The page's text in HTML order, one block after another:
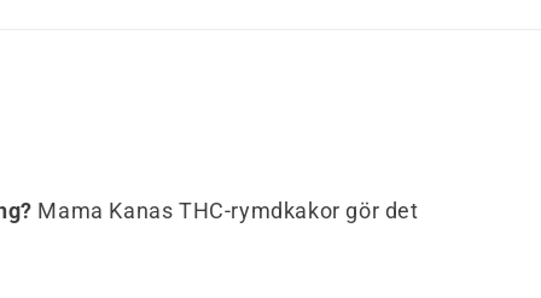
Mama Kanas THC-rymdkakor gör det